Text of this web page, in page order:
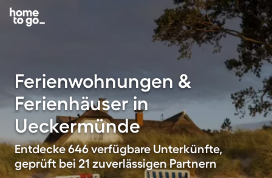
Ferienwohnungen &
Ferienhäuser in
Ueckermünde
Entdecke 646 verfügbare Unterkünfte,
geprüft bei 21 zuverlässigen Partnern